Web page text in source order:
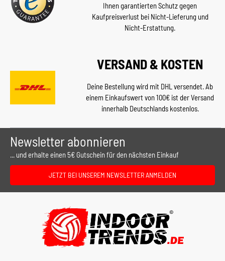
Ihnen garantierten Schutz gegen
Kaufpreisverlust bei Nicht-Lieferung und
Nicht-Erstattung.
VERSAND & KOSTEN
Deine Bestellung wird mit DHL versendet. Ab
einem Einkaufswert von 100€ ist der Versand
innerhalb Deutschlands kostenlos.
Newsletter abonnieren
... und erhalte einen 5€ Gutschein für den nächsten Einkauf
JETZT BEI UNSEREM NEWSLETTER ANMELDEN